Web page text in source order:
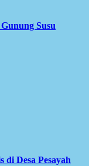
Susu
Desa Pesayah